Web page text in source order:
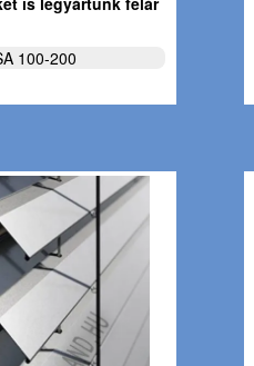
100-200